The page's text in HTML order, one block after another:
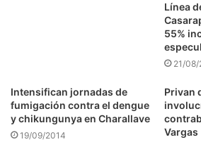
Línea
55%
21/08/
Intensifican jornadas de
fumigación contra el dengue
y chikungunya en Charallave
19/09/2014
Privan
Vargas